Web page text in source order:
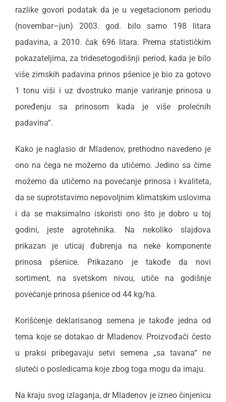
razlike govori podatak da je u vegetacionom periodu
(novembar–jun) 2003. god. bilo samo 198 litara
padavina, a 2010. čak 696 litara. Prema statističkim
pokazateljima, za tridesetogodišnji period, kada je bilo
više zimskih padavina prinos pšenice je bio za gotovo
1 tonu viši i uz dvostruko manje variranje prinosa u
poređenju sa prinosom kada je više prolećnih
padavina“.
Kako je naglasio dr Mladenov, prethodno navedeno je
ono na čega ne možemo da utičemo. Jedino sa čime
možemo da utičemo na povećanje prinosa i kvaliteta,
da se suprotstavimo nepovoljnim klimatskim uslovima
i da se maksimalno iskoristi ono što je dobro u toj
godini, jeste agrotehnika. Na nekoliko slajdova
prikazan je uticaj đubrenja na neke komponente
prinosa pšenice. Prikazano je takođe da novi
sortiment, na svetskom nivou, utiče na godišnje
povećanje prinosa pšenice od 44 kg/ha.
Korišćenje deklarisanog semena je takođe jedna od
tema koje se dotakao dr Mladenov. Proizvođači često
u praksi pribegavaju setvi semena „sa tavana“ ne
sluteći o posledicama koje zbog toga mogu da imaju.
Na kraju svog izlaganja, dr Mladenov je izneo činjenicu